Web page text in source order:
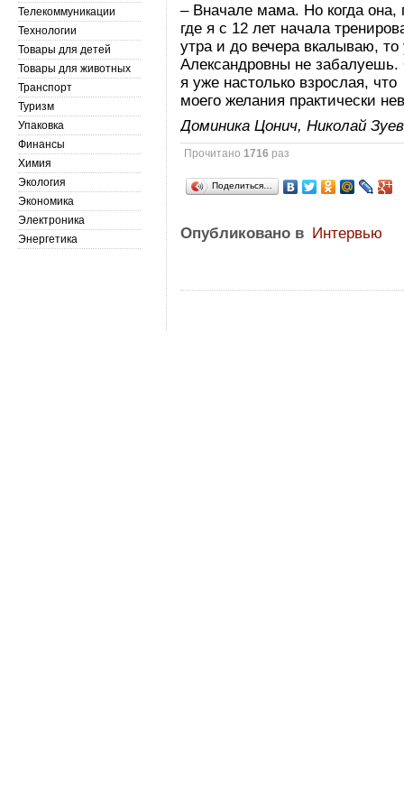
– Вначале мама. Но когда она,
где я с 12 лет начала
утра и до вечера вкалываю,
Александровны не
я уже настолько взрослая,
моего желания практически
Доминика Цонич, Николай
Прочитано1716 раз
Поделиться…
Опубликовано в Интервью
Телекоммуникации
Технологии
Товары для детей
Товары для животных
Транспорт
Туризм
Упаковка
Финансы
Химия
Экология
Экономика
Электроника
Энергетика